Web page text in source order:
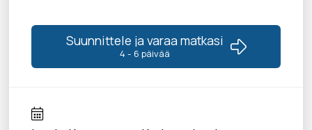
Suunnittele ja varaa matkasi
4 - 6 päivää